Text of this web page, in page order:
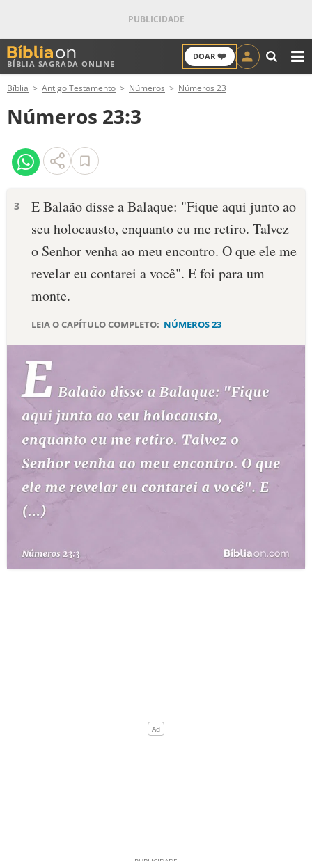
BÍBLIA SAGRADA ONLINE
DOAR ❤️
ANTIGO TESTAMENTO
NOVO TESTAMENTO
VERSÍCULOS
PALAVRA DO DIA
SALMO DO DIA
DEVOCIONAL DIÁRIO
ESTUDOS BÍBLICOS
ESBOÇOS DE PREGAÇÃO
TEMAS
PERGUNTE À BÍBLIA
TERMO BÍBLICO
QUEM SOMOS
Bíblia Antigo Testamento Números Números 23
Números 23:3
3
E Balaão disse a Balaque: "Fique aqui junto ao
seu holocausto, enquanto eu me retiro. Talvez
o Senhor venha ao meu encontro. O que ele me
revelar eu contarei a você". E foi para um
monte.
LEIA O CAPÍTULO COMPLETO: NÚMEROS 23